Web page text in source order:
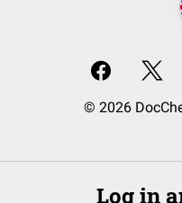
© 2026
Log in